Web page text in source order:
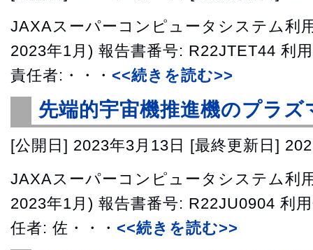
JAXAスーパーコンピュータシステム利
2023年1月) 報告書番号: R22JTET44 利
責任者:・・・ <<続きを読む>>
先端的宇宙機推進機のプラズ
[公開日] 2023年3月13日 [最終更新日]
JAXAスーパーコンピュータシステム利
2023年1月) 報告書番号: R22JU0904 利
任者: 佐・・・ <<続きを読む>>